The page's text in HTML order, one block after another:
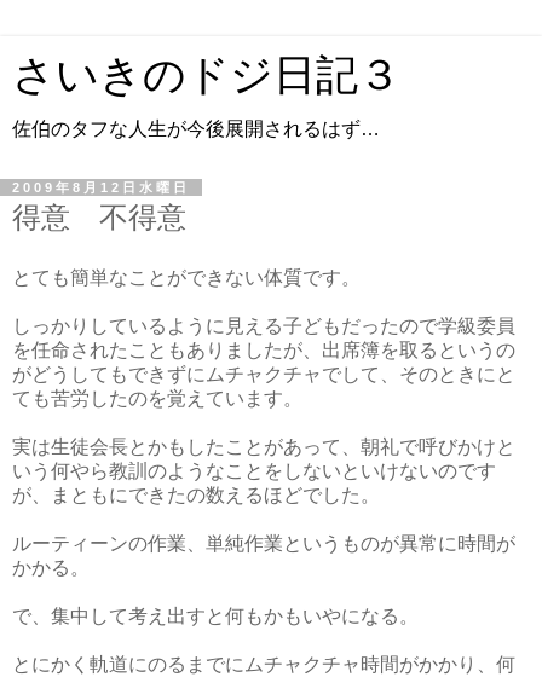
さいきのドジ日記３
佐伯のタフな人生が今後展開されるはず…
2009年8月12日水曜日
得意 不得意
とても簡単なことができない体質です。
しっかりしているように見える子どもだったので学級委員
を任命されたこともありましたが、出席簿を取るというの
がどうしてもできずにムチャクチャでして、そのときにと
ても苦労したのを覚えています。
実は生徒会長とかもしたことがあって、朝礼で呼びかけと
いう何やら教訓のようなことをしないといけないのです
が、まともにできたの数えるほどでした。
ルーティーンの作業、単純作業というものが異常に時間が
かかる。
で、集中して考え出すと何もかもいやになる。
とにかく軌道にのるまでにムチャクチャ時間がかかり、何